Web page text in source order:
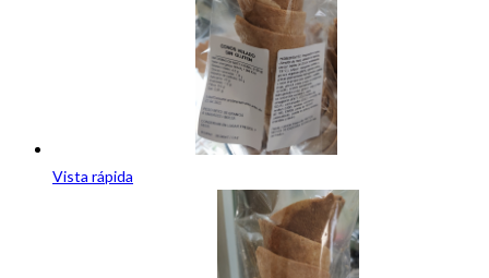
Vista rápida